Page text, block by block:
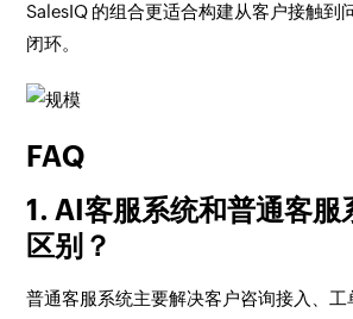
SalesIQ 的组合更适合构建从客户接触到
闭环。
FAQ
1. AI客服系统和普通客服
区别？
普通客服系统主要解决客户咨询接入、工